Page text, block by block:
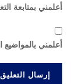
أعلمني بمتابعة
أعلمني بالمواضيع